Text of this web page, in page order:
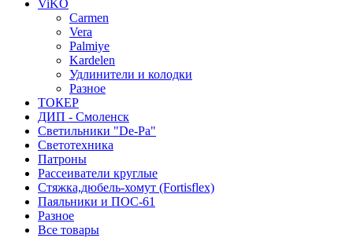
ViKO
Carmen
Vera
Palmiye
Kardelen
Удлинители и колодки
Разное
ТОКЕР
ДИП - Смоленск
Светильники "De-Pa"
Светотехника
Патроны
Рассеиватели круглые
Стяжка,дюбель-хомут (Fortisflex)
Паяльники и ПОС-61
Разное
Все товары